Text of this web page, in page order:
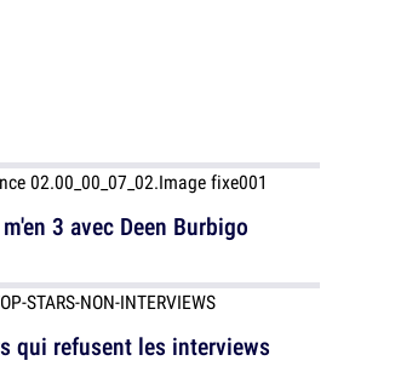
3 avec Deen Burbigo
qui refusent les interviews